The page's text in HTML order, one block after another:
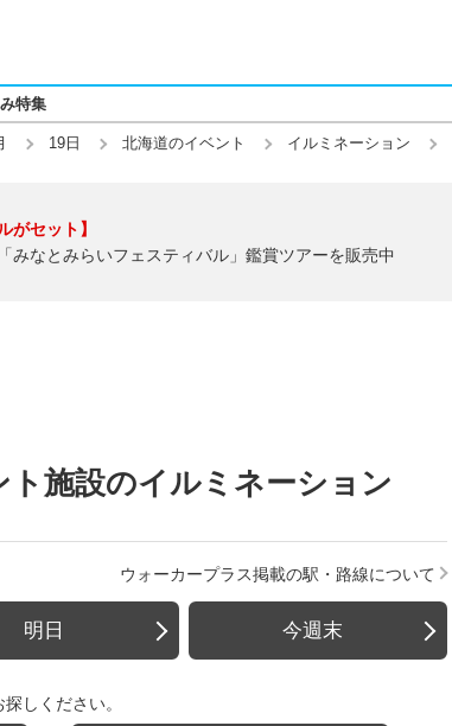
特集
19日 北海道のイベント イルミネーション
がセット】
みなとみらいフェスティバル」鑑賞ツアーを販売中
施設のイルミネーション
ウォーカープラス掲載の駅・路線について
明日 今週末
しください。